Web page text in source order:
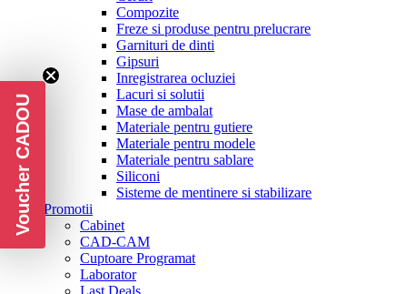
Compozite
Freze si produse pentru prelucrare
Garnituri de dinti
Gipsuri
Inregistrarea ocluziei
Lacuri si solutii
Mase de ambalat
Materiale pentru gutiere
Materiale pentru modele
Materiale pentru sablare
Siliconi
Sisteme de mentinere si stabilizare
Promotii
Cabinet
CAD-CAM
Cuptoare Programat
Laborator
Last Deals
Voucher CADOU